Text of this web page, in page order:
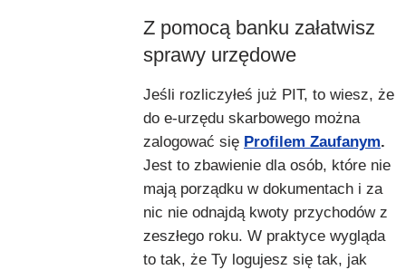
Z pomocą banku załatwisz
sprawy urzędowe
Jeśli rozliczyłeś już PIT, to wiesz, że
do e-urzędu skarbowego można
zalogować się Profilem Zaufanym.
Jest to zbawienie dla osób, które nie
mają porządku w dokumentach i za
nic nie odnajdą kwoty przychodów z
zeszłego roku. W praktyce wygląda
to tak, że Ty logujesz się tak, jak